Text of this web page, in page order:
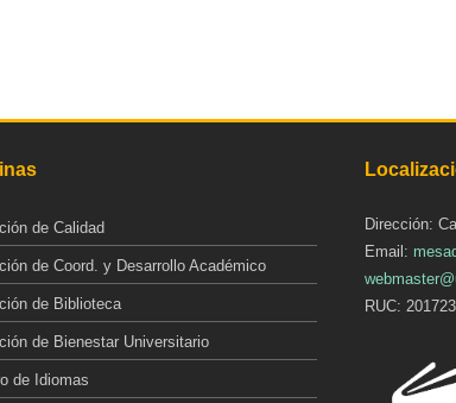
de Calidad
de Coord. y Desarrollo Académico
de Biblioteca
de Bienestar Universitario
de Idiomas
Dirección:
Email:
RUC: